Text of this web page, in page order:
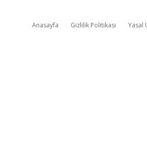
Anasayfa Gizlilik Politikası Yasal